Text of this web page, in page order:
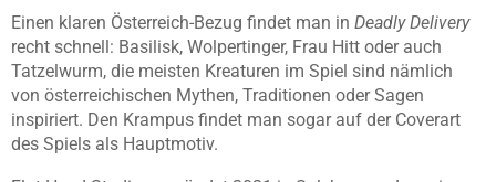
Einen klaren Österreich-Bezug findet man in Deadly Delivery
recht schnell: Basilisk, Wolpertinger, Frau Hitt oder auch
Tatzelwurm, die meisten Kreaturen im Spiel sind nämlich
von österreichischen Mythen, Traditionen oder Sagen
inspiriert. Den Krampus findet man sogar auf der Coverart
des Spiels als Hauptmotiv.